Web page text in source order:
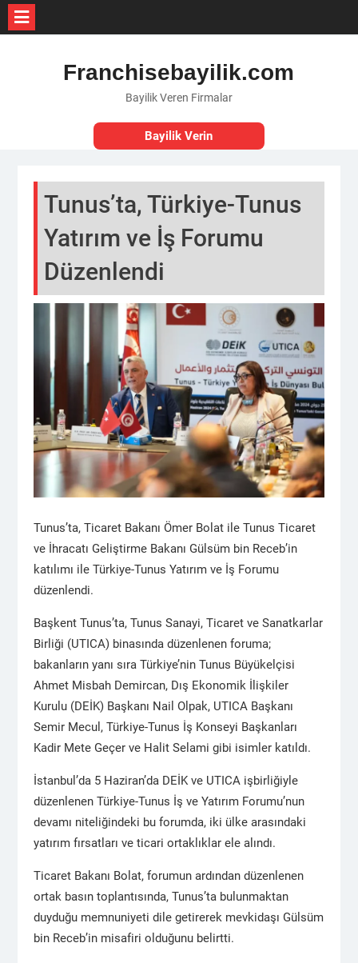
Franchisebayilik.com
Bayilik Veren Firmalar
Bayilik Verin
Tunus’ta, Türkiye-Tunus
Yatırım ve İş Forumu
Düzenlendi
Tunus’ta, Ticaret Bakanı Ömer Bolat ile Tunus Ticaret
ve İhracatı Geliştirme Bakanı Gülsüm bin Receb’in
katılımı ile Türkiye-Tunus Yatırım ve İş Forumu
düzenlendi.
Başkent Tunus’ta, Tunus Sanayi, Ticaret ve Sanatkarlar
Birliği (UTICA) binasında düzenlenen foruma;
bakanların yanı sıra Türkiye’nin Tunus Büyükelçisi
Ahmet Misbah Demircan, Dış Ekonomik İlişkiler
Kurulu (DEİK) Başkanı Nail Olpak, UTICA Başkanı
Semir Mecul, Türkiye-Tunus İş Konseyi Başkanları
Kadir Mete Geçer ve Halit Selami gibi isimler katıldı.
İstanbul’da 5 Haziran’da DEİK ve UTICA işbirliğiyle
düzenlenen Türkiye-Tunus İş ve Yatırım Forumu’nun
devamı niteliğindeki bu forumda, iki ülke arasındaki
yatırım fırsatları ve ticari ortaklıklar ele alındı.
Ticaret Bakanı Bolat, forumun ardından düzenlenen
ortak basın toplantısında, Tunus’ta bulunmaktan
duyduğu memnuniyeti dile getirerek mevkidaşı Gülsüm
bin Receb’in misafiri olduğunu belirtti.